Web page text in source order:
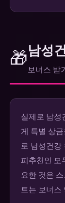
🎁남성
보너스 받
실제로 남성
게 특별 상
로 남성건강
피추천인 모
요한 것은
트는 보너스